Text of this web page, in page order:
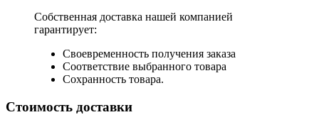
Собственная доставка нашей компанией
гарантирует:
Своевременность получения заказа
Соответствие выбранного товара
Сохранность товара.
Стоимость доставки